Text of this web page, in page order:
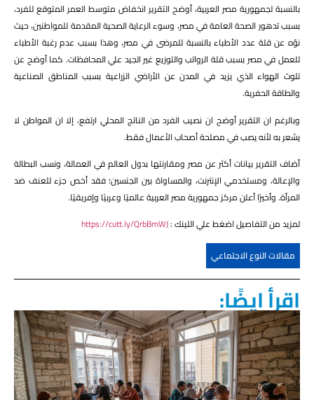
بالنسبة لجمهورية مصر العربية، أوضح التقرير انخفاض متوسط العمر المتوقع للفرد،
بسبب تدهور الصحة العامة في مصر، وسوء الرعاية الصحية المقدمة للمواطنين، حيث
نوّه عن قلة عدد الأطباء بالنسبة للمرضى في مصر، وهذا بسبب عدم رغبة الأطباء
للعمل في مصر بسبب قلة الرواتب والتوزيع غير الجيد علي المحافظات. كما أوضح عن
تلوث الهواء الذي يزيد في المدن عن الأراضي الزراعية بسبب المناطق الصناعية
والطاقة الحفرية.
وبالرغم ان التقرير أوضح ان نصيب الفرد من الناتج المحلي ارتفع، إلا ان المواطن لا
يشعر به لأنه يصب في مصلحة أصحاب الأعمال فقط.
أضاف التقرير بيانات أكثر عن مصر ومقارنتها بدول العالم في العمالة، ونسب البطالة
والإعالة، ومستخدمي الإنترنت، والمساواة بين الجنسين؛ فقد أخص جزء للعنف ضد
المرأة. وأخيرًا أعلن مركز جمهورية مصر العربية عالميًا وعربيًا وإفريقيًا.
لمزيد من التفاصيل اضغط علي اللينك :https://cutt.ly/QrbBmWJ
مقالات النوع الاجتماعي
اقرأ ايضًا: